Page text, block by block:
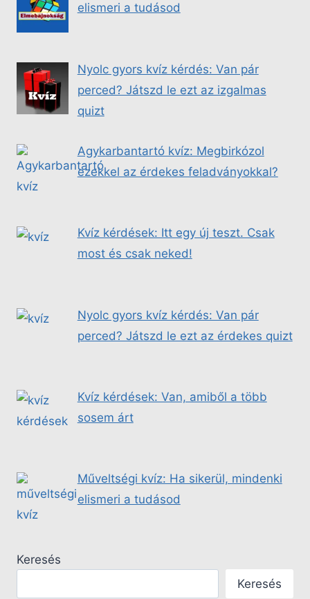
elismeri a tudásod
Nyolc gyors kvíz kérdés: Van pár
perced? Játszd le ezt az izgalmas
quizt
Agykarbantartó kvíz: Megbirkózol
ezekkel az érdekes feladványokkal?
Kvíz kérdések: Itt egy új teszt. Csak
most és csak neked!
Nyolc gyors kvíz kérdés: Van pár
perced? Játszd le ezt az érdekes quizt
Kvíz kérdések: Van, amiből a több
sosem árt
Műveltségi kvíz: Ha sikerül, mindenki
elismeri a tudásod
Keresés
Keresés